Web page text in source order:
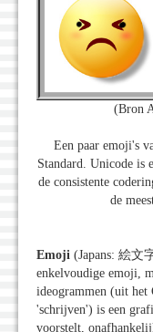
(Bron
Een paar emoji's
Standard. Unicode is
de consistente
de
Emoji (Japans: 絵文
enkelvoudige emoji,
ideogrammen (uit het
'schrijven') is een
voorstelt,